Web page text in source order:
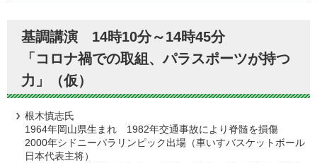
基調講演 14時10分～14時45分
「コロナ禍での取組、パラスポーツが持つ
力」（仮）
根木慎志氏
1964年岡山県生まれ 1982年交通事故により脊髄を損傷
2000年シドニーパラリンピック出場（車いすバスケットボール
日本代表主将）